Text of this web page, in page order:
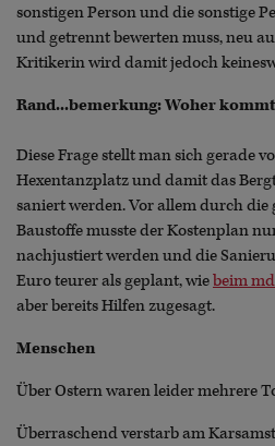
sonstigen Person und die sonstige
und getrennt bewerten muss, neu
Kritikerin wird damit jedoch
Rand...bemerkung: Woher
Diese Frage stellt man sich gerade
Hexentanzplatz und damit das
saniert werden. Vor allem durch die
Baustoffe musste der Kostenplan
nachjustiert werden und die
Euro teurer als geplant, wiebeim
aber bereits Hilfen zugesagt.
Menschen
Über Ostern waren leider mehrere
Überraschend verstarb am